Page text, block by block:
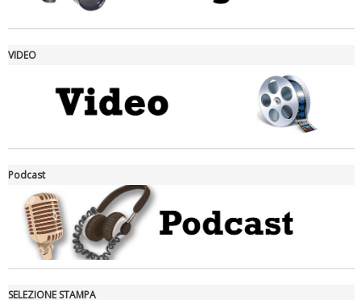
VIDEO
Podcast
SELEZIONE STAMPA